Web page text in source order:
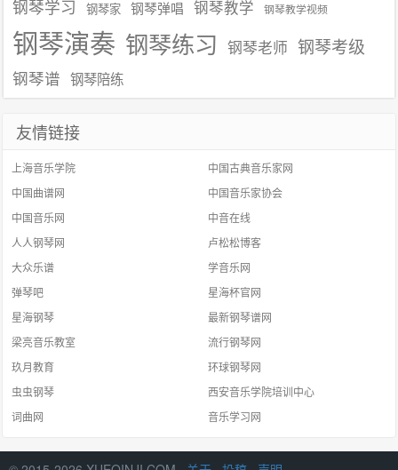
钢琴学习 钢琴家 钢琴弹唱 钢琴教学 钢琴教学视频
钢琴演奏 钢琴练习 钢琴老师 钢琴考级
钢琴谱 钢琴陪练
友情链接
上海音乐学院
中国古典音乐家网
中国曲谱网
中国音乐家协会
中国音乐网
中音在线
人人钢琴网
卢松松博客
大众乐谱
学音乐网
弹琴吧
星海杯官网
星海钢琴
最新钢琴谱网
梁亮音乐教室
流行钢琴网
玖月教育
环球钢琴网
虫虫钢琴
西安音乐学院培训中心
词曲网
音乐学习网